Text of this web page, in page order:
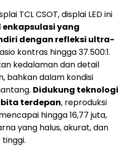
TCL CSOT, displai LED ini
yang
dengan refleksi ultra-
kontras hingga 37.500:1.
kedalaman dan detail
bahkan dalam kondisi
Didukung teknologi
terdepan, reproduksi
hingga 16,77 juta,
yang halus, akurat, dan